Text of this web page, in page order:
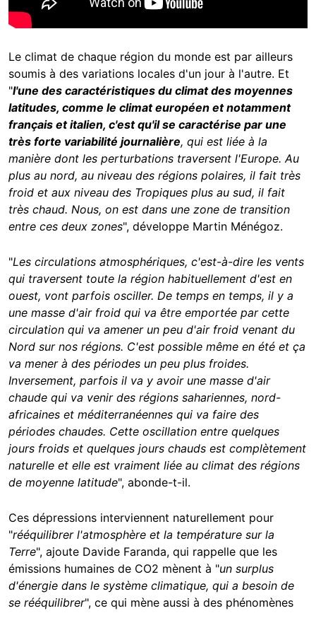
Le climat de chaque région du monde est par ailleurs
soumis à des variations locales d'un jour à l'autre. Et
"l'une des caractéristiques du climat des moyennes
latitudes, comme le climat européen et notamment
français et italien, c'est qu'il se caractérise par une
très forte variabilité journalière, qui est liée à la
manière dont les perturbations traversent l'Europe. Au
plus au nord, au niveau des régions polaires, il fait très
froid et aux niveau des Tropiques plus au sud, il fait
très chaud. Nous, on est dans une zone de transition
entre ces deux zones", développe Martin Ménégoz.
"Les circulations atmosphériques, c'est-à-dire les vents
qui traversent toute la région habituellement d'est en
ouest, vont parfois osciller. De temps en temps, il y a
une masse d'air froid qui va être emportée par cette
circulation qui va amener un peu d'air froid venant du
Nord sur nos régions. C'est possible même en été et ça
va mener à des périodes un peu plus froides.
Inversement, parfois il va y avoir une masse d'air
chaude qui va venir des régions sahariennes, nord-
africaines et méditerranéennes qui va faire des
périodes chaudes. Cette oscillation entre quelques
jours froids et quelques jours chauds est complètement
naturelle et elle est vraiment liée au climat des régions
de moyenne latitude", abonde-t-il.
Ces dépressions interviennent naturellement pour
"rééquilibrer l'atmosphère et la température sur la
Terre", ajoute Davide Faranda, qui rappelle que les
émissions humaines de CO2 mènent à "un surplus
d'énergie dans le système climatique, qui a besoin de
se rééquilibrer", ce qui mène aussi à des phénomènes